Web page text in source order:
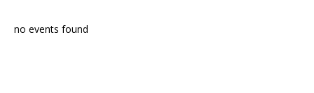
no events found